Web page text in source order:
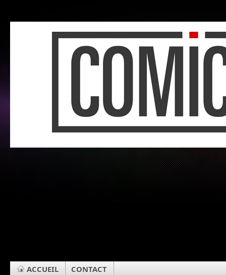
ACCUEIL CONTACT